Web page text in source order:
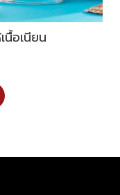
นื้อเนียน